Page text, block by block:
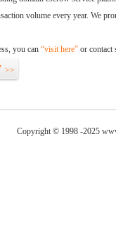
volume every year. We
you can “visit here” or contact
>>
Copyright © 1998 -2025